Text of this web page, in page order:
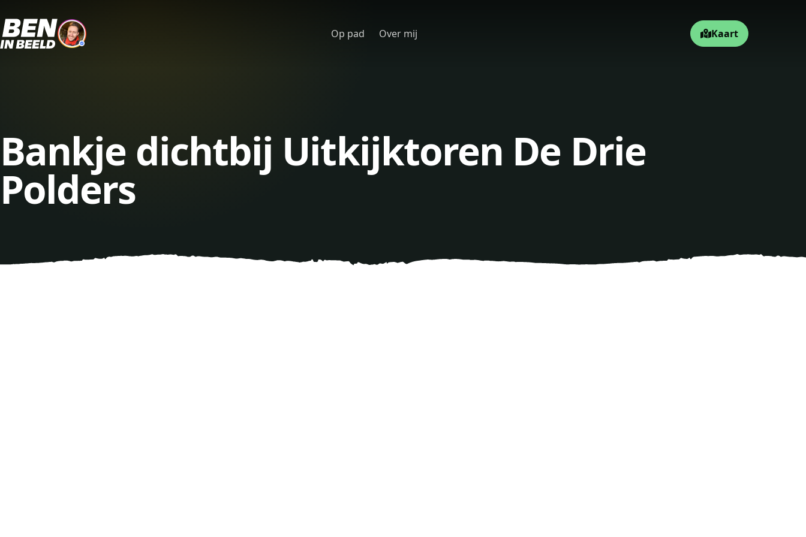
Op pad Over mij Kaart
Bankje dichtbij Uitkijktoren De Drie
Polders